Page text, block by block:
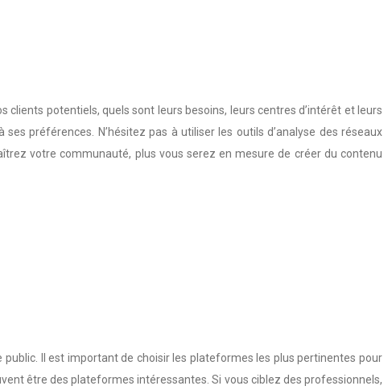
potentiels, quels sont leurs besoins, leurs centres d’intérêt et leurs
préférences. N’hésitez pas à utiliser les outils d’analyse des réseaux
votre communauté, plus vous serez en mesure de créer du contenu
Il est important de choisir les plateformes les plus pertinentes pour
être des plateformes intéressantes. Si vous ciblez des professionnels,